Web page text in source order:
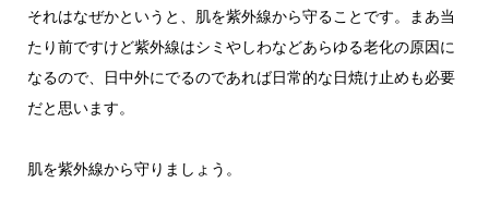
それはなぜかというと、肌を紫外線から守ることです。まあ当
たり前ですけど紫外線はシミやしわなどあらゆる老化の原因に
なるので、日中外にでるのであれば日常的な日焼け止めも必要
だと思います。
肌を紫外線から守りましょう。